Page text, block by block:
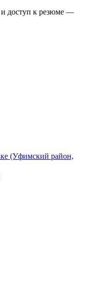
и доступ к резюме —
(Уфимский район,